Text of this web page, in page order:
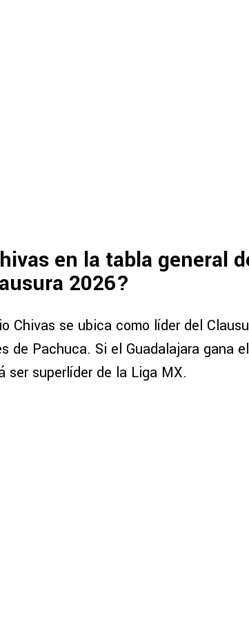
en la tabla general
2026?
Chivas se ubica como líder del
de Pachuca. Si el Guadalajara gana
ser superlíder de la Liga MX.